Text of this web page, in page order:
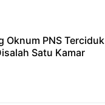
Oknum PNS Terciduk
Satu Kamar